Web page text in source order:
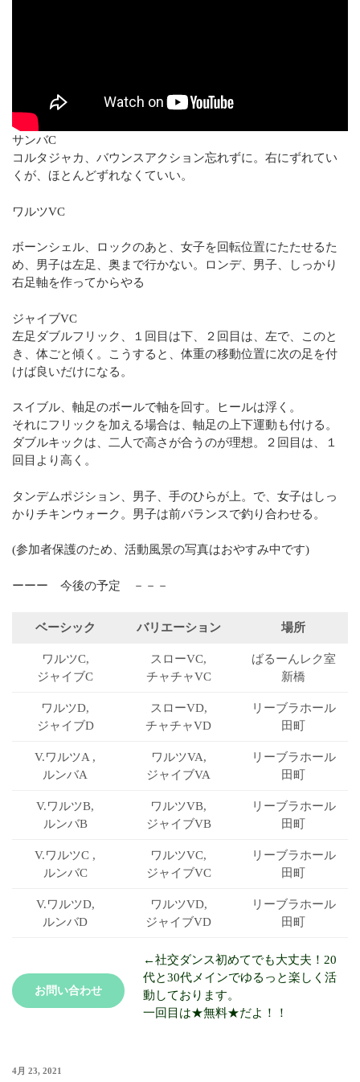
サンバC
コルタジャカ、バウンスアクション忘れずに。右にずれてい
くが、ほとんどずれなくていい。
ワルツVC
ボーンシェル、ロックのあと、女子を回転位置にたたせるた
め、男子は左足、奥まで行かない。ロンデ、男子、しっかり
右足軸を作ってからやる
ジャイブVC
左足ダブルフリック、１回目は下、２回目は、左で、このと
き、体ごと傾く。こうすると、体重の移動位置に次の足を付
けば良いだけになる。
スイブル、軸足のボールで軸を回す。ヒールは浮く。
それにフリックを加える場合は、軸足の上下運動も付ける。
ダブルキックは、二人で高さが合うのが理想。２回目は、１
回目より高く。
タンデムポジション、男子、手のひらが上。で、女子はしっ
かりチキンウォーク。男子は前バランスで釣り合わせる。
(参加者保護のため、活動風景の写真はおやすみ中です)
ーーー 今後の予定 －－－
ベーシック バリエーション 場所
ワルツC,
ジャイブC
スローVC,
チャチャVC
ばるーんレク室
新橋
ワルツD,
ジャイブD
スローVD,
チャチャVD
リーブラホール
田町
V.ワルツA ,
ルンバA
ワルツVA,
ジャイブVA
リーブラホール
田町
V.ワルツB,
ルンバB
ワルツVB,
ジャイブVB
リーブラホール
田町
V.ワルツC ,
ルンバC
ワルツVC,
ジャイブVC
リーブラホール
田町
V.ワルツD,
ルンバD
ワルツVD,
ジャイブVD
リーブラホール
田町
お問い合わせ
←社交ダンス初めてでも大丈夫！20
代と30代メインでゆるっと楽しく活
動しております。
一回目は★無料★だよ！！
4月 23, 2021